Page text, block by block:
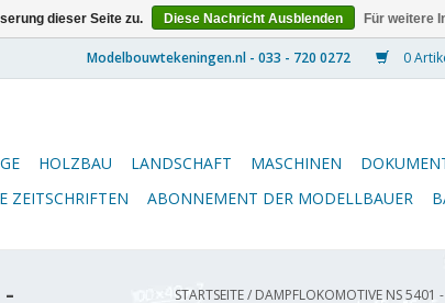
0
HOLZBAU LANDSCHAFT MASCHINEN
ZEITSCHRIFTEN ABONNEMENT DER MODELLBAUER
STARTSEITE/ DAMPFLOKOMOTIVE NS 5401
dieser Seite zu. Diese Nachricht Ausblenden Für weitere